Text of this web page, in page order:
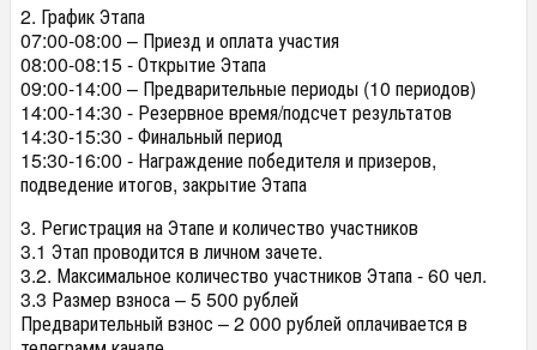
2. График Этапа
07:00-08:00 – Приезд и оплата участия
08:00-08:15 - Открытие Этапа
09:00-14:00 – Предварительные периоды (10 периодов)
14:00-14:30 - Резервное время/подсчет результатов
14:30-15:30 - Финальный период
15:30-16:00 - Награждение победителя и призеров,
подведение итогов, закрытие Этапа
3. Регистрация на Этапе и количество участников
3.1 Этап проводится в личном зачете.
3.2. Максимальное количество участников Этапа - 60 чел.
3.3 Размер взноса – 5 500 рублей
Предварительный взнос – 2 000 рублей оплачивается в